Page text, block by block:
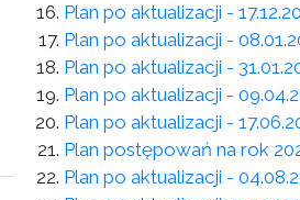
Plan po aktualizacji -
Plan po aktualizacji -
Plan po aktualizacji -
Plan po aktualizacji -
Plan po aktualizacji -
Plan postępowań na rok
Plan po aktualizacji -